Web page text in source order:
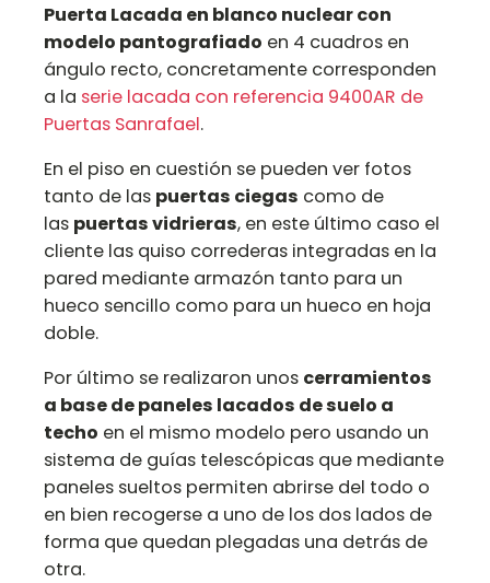
Puerta Lacada en blanco nuclear con
modelo pantografiado en 4 cuadros en
ángulo recto, concretamente corresponden
a la serie lacada con referencia 9400AR de
Puertas Sanrafael.
En el piso en cuestión se pueden ver fotos
tanto de las puertas ciegas como de
las puertas vidrieras, en este último caso el
cliente las quiso correderas integradas en la
pared mediante armazón tanto para un
hueco sencillo como para un hueco en hoja
doble.
Por último se realizaron unos cerramientos
a base de paneles lacados de suelo a
techo en el mismo modelo pero usando un
sistema de guías telescópicas que mediante
paneles sueltos permiten abrirse del todo o
en bien recogerse a uno de los dos lados de
forma que quedan plegadas una detrás de
otra.